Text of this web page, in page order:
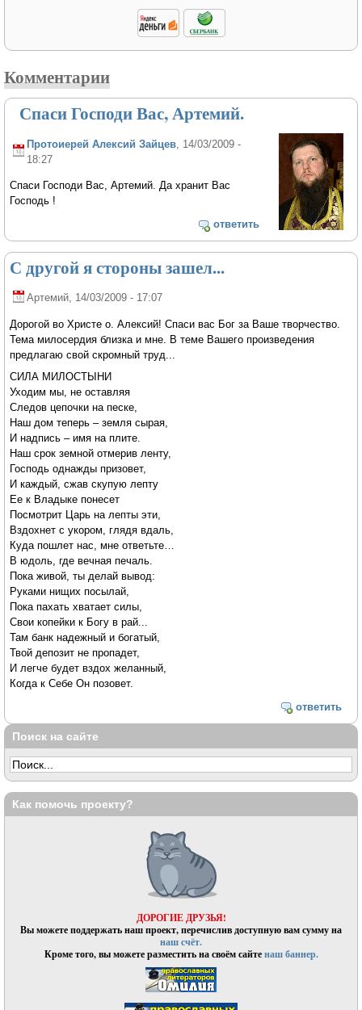
Комментарии
Спаси Господи Вас, Артемий.
Протоиерей Алексий Зайцев , 14/03/2009 -
18:27
Спаси Господи Вас, Артемий. Да хранит Вас
Господь !
ответить
С другой я стороны зашел...
Артемий, 14/03/2009 - 17:07
Дорогой во Христе о. Алексий! Спаси вас Бог за Ваше творчество.
Тема милосердия близка и мне. В теме Вашего произведения
предлагаю свой скромный труд...
СИЛА МИЛОСТЫНИ
Уходим мы, не оставляя
Следов цепочки на песке,
Наш дом теперь – земля сырая,
И надпись – имя на плите.
Наш срок земной отмерив ленту,
Господь однажды призовет,
И каждый, сжав скупую лепту
Ее к Владыке понесет
Посмотрит Царь на лепты эти,
Вздохнет с укором, глядя вдаль,
Куда пошлет нас, мне ответьте…
В юдоль, где вечная печаль.
Пока живой, ты делай вывод:
Руками нищих посылай,
Пока пахать хватает силы,
Свои копейки к Богу в рай...
Там банк надежный и богатый,
Твой депозит не пропадет,
И легче будет вздох желанный,
Когда к Себе Он позовет.
ответить
Поиск на сайте
Как помочь проекту?
ДОРОГИЕ ДРУЗЬЯ!
Вы можете поддержать наш проект, перечислив доступную вам сумму на
наш счёт.
Кроме того, вы можете разместить на своём сайтенаш баннер.